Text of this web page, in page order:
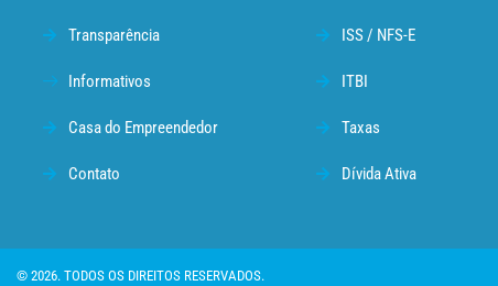
Transparência
Informativos
Casa do Empreendedor
Contato
ISS / NFS-E
ITBI
Taxas
Dívida Ativa
© 2026. TODOS OS DIREITOS RESERVADOS.